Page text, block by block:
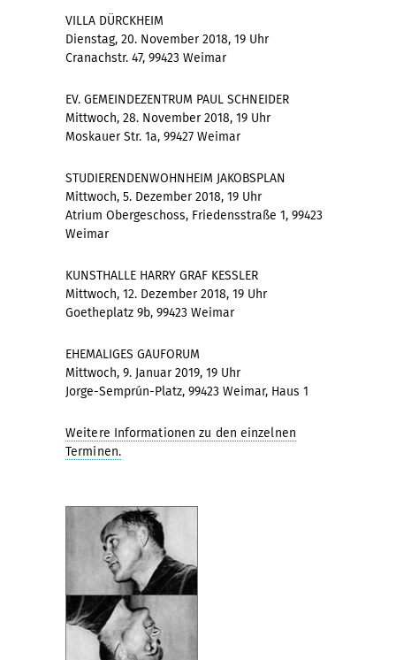
VILLA DÜRCKHEIM
Dienstag, 20. November 2018, 19 Uhr
Cranachstr. 47, 99423 Weimar
EV. GEMEINDEZENTRUM PAUL SCHNEIDER
Mittwoch, 28. November 2018, 19 Uhr
Moskauer Str. 1a, 99427 Weimar
STUDIERENDENWOHNHEIM JAKOBSPLAN
Mittwoch, 5. Dezember 2018, 19 Uhr
Atrium Obergeschoss, Friedensstraße 1, 99423
Weimar
KUNSTHALLE HARRY GRAF KESSLER
Mittwoch, 12. Dezember 2018, 19 Uhr
Goetheplatz 9b, 99423 Weimar
EHEMALIGES GAUFORUM
Mittwoch, 9. Januar 2019, 19 Uhr
Jorge-Semprún-Platz, 99423 Weimar, Haus 1
Weitere Informationen zu den einzelnen
Terminen.